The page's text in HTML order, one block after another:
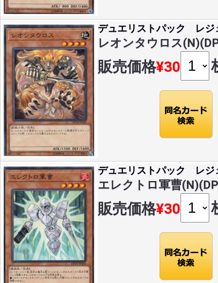
デュエリストパック レジ
レオンタウロス
販売価格¥30
デュエリストパック レジ
エレクトロ軍曹
販売価格¥30